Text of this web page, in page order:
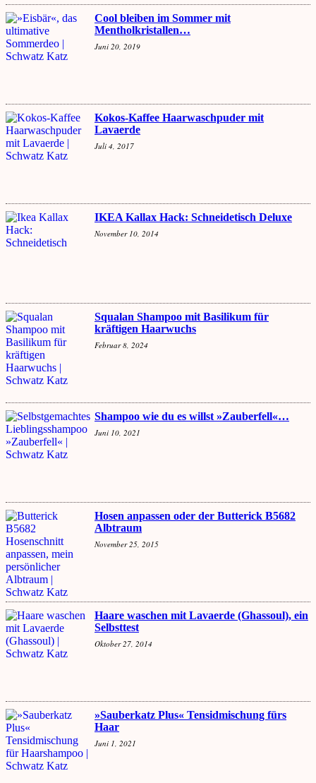
Cool bleiben im Sommer mit
Mentholkristallen…
Juni 20, 2019
Kokos-Kaffee Haarwaschpuder mit
Lavaerde
Juli 4, 2017
IKEA Kallax Hack: Schneidetisch Deluxe
November 10, 2014
Squalan Shampoo mit Basilikum für
kräftigen Haarwuchs
Februar 8, 2024
Shampoo wie du es willst »Zauberfell«…
Juni 10, 2021
Hosen anpassen oder der Butterick B5682
Albtraum
November 25, 2015
Haare waschen mit Lavaerde (Ghassoul), ein
Selbsttest
Oktober 27, 2014
»Sauberkatz Plus« Tensidmischung fürs
Haar
Juni 1, 2021